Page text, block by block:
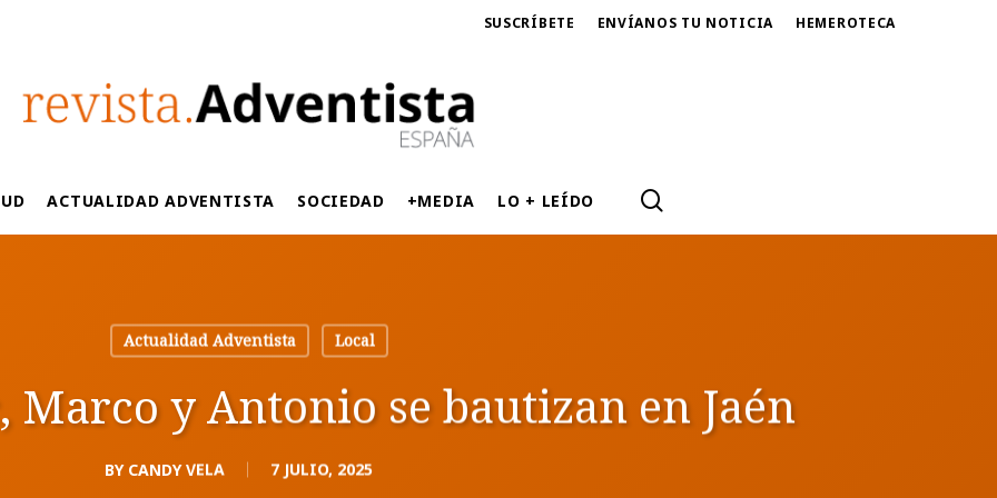
SUSCRÍBETE ENVÍANOS TU NOTICIA HEMEROTECA
ACTUALIDAD ADVENTISTA SOCIEDAD +MEDIA LO + LEÍDO
Actualidad Adventista Local
Marco y Antonio se bautizan en Jaén
BY CANDY VELA 7 JULIO, 2025